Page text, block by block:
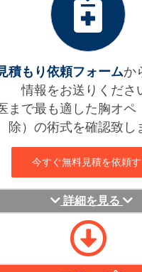
積もり依頼フォームか
情報をお送りくださ
まで最も適した胸オペ
除）の術式を確認致し
今すぐ無料見積を依頼す
詳細を見る